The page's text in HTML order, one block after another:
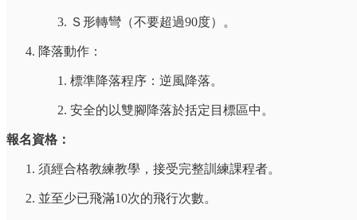
Ｓ形轉彎（不要超過90度）。
降落動作：
標準降落程序：逆風降落。
安全的以雙腳降落於括定目標區中。
報名資格：
須經合格教練教學，接受完整訓練課程者。
並至少已飛滿10次的飛行次數。